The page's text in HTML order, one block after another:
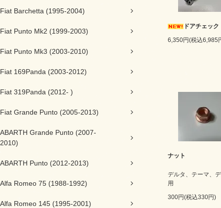
Fiat Barchetta (1995-2004)
Fiat Punto Mk2 (1999-2003)
Fiat Punto Mk3 (2003-2010)
Fiat 169Panda (2003-2012)
Fiat 319Panda (2012- )
Fiat Grande Punto (2005-2013)
ABARTH Grande Punto (2007-
2010)
ABARTH Punto (2012-2013)
Alfa Romeo 75 (1988-1992)
Alfa Romeo 145 (1995-2001)
ドアチェック
6,350円(税込6,985
ナット
デルタ、テーマ、
用
300円(税込330円)